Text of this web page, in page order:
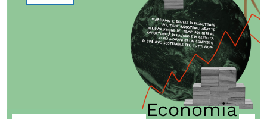
Economia